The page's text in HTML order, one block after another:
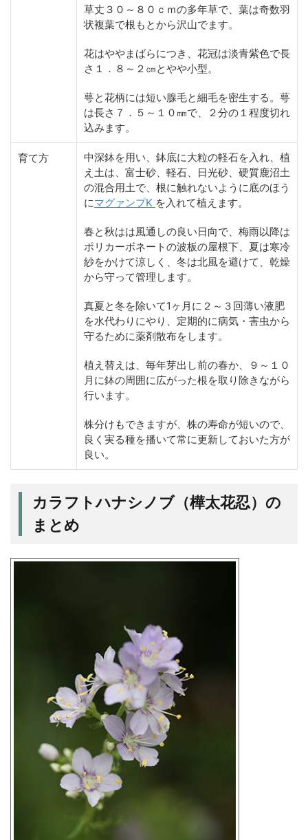
草丈３０～８０ｃｍの多年草で、葉は奇数羽
状複葉で根もとから沢山でます。
花はややまばらにつき、花冠は淡青紫色で長
さ１．８～２㎝とやや小型。
萼と花柄には短い腺毛と細毛を密生する。萼
は長さ７．５～１０㎜で、２分の１程度切れ
込みます。
育て方
中深鉢を用い、鉢底に大粒の軽石を入れ、植
え土は、富士砂、軽石、日光砂、硬質鹿沼土
の混合用土で、根に触れないように底のほう
にマグァンプK を入れて植えます。
春と秋はは風通しの良い日向で、梅雨以降は
ポリカーボネートの波板の屋根下、夏は寒冷
紗をかけて涼しく、冬は北風を避けて、乾燥
から守って管理します。
真夏と冬を除いて1ヶ月に２～３回薄い液肥
を水代わりにやり、定期的に病気・害虫から
守るために薬剤散布をします。
植え替えは、毎年芽出し前の春か、９～１０
月に鉢の周囲に広がった根を取り除きながら
行います。
株分けもできますが、株の寿命が短いので、
良く実る種を播いて常に更新しておいた方が
良い。
カラフトハナシノブ（樺太花忍）の
まとめ